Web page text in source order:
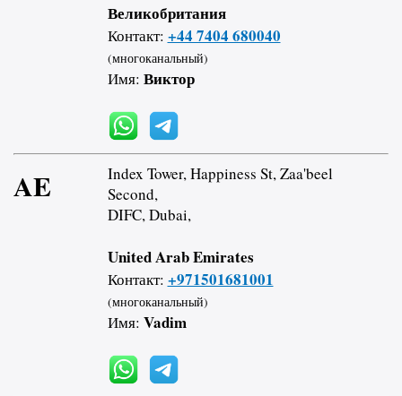
Великобритания
Контакт: +44 7404 680040
(многоканальный)
Имя: Виктор
AE
Index Tower, Happiness St, Zaa'beel
Second,
DIFC, Dubai,
United Arab Emirates
Контакт: +971501681001
(многоканальный)
Имя: Vadim